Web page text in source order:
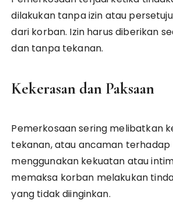
dilakukan tanpa izin atau
dari korban. Izin harus diberikan
dan tanpa tekanan.
Kekerasan dan Paksaan
Pemerkosaan sering melibatkan
tekanan, atau ancaman terhadap
menggunakan kekuatan atau
memaksa korban melakukan
yang tidak diinginkan.